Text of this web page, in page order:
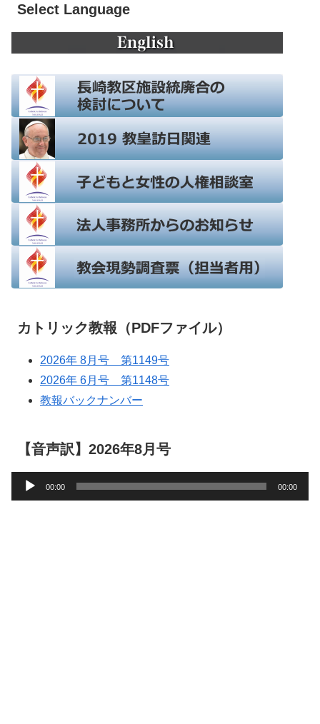
Select Language
カトリック教報（PDFファイル）
2026年 8月号 第1149号
2026年 6月号 第1148号
教報バックナンバー
【音声訳】2026年8月号
声
00:00 00:00